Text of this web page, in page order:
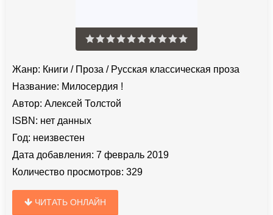
Жанр: Книги / Проза / Русская классическая проза
Название: Милосердия !
Автор: Алексей Толстой
ISBN: нет данных
Год: неизвестен
Дата добавления: 7 февраль 2019
Количество просмотров: 329
ЧИТАТЬ ОНЛАЙН